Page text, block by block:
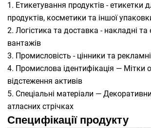
1. Етикетування продуктів - етикетки
продуктів, косметики та іншої
2. Логістика та доставка - накладні та
вантажів
3. Промисловість - цінники та
4. Промислова ідентифікація — Мітки
відстеження активів
5. Спеціальні матеріали —
атласних стрічках
Специфікації продукту